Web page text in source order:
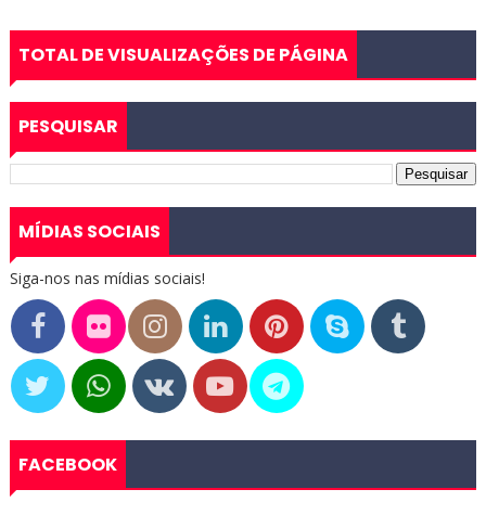
TOTAL DE VISUALIZAÇÕES DE PÁGINA
PESQUISAR
MÍDIAS SOCIAIS
Siga-nos nas mídias sociais!
FACEBOOK